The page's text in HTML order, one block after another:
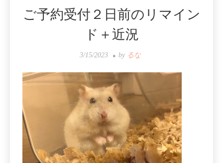
ご予約受付２日前のリマイン
ド＋近況
3/15/2023 by るな